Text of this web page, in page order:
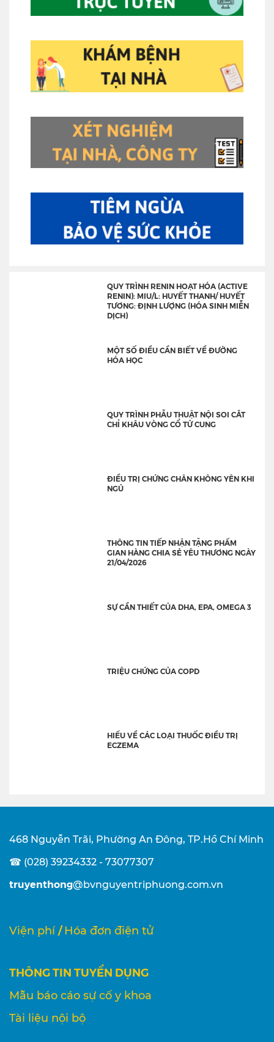
QUY TRÌNH RENIN HOẠT HÓA (ACTIVE
RENIN): MIU/L: HUYẾT THANH/ HUYẾT
TƯƠNG: ĐỊNH LƯỢNG (HÓA SINH MIỄN
DỊCH)
MỘT SỐ ĐIỀU CẦN BIẾT VỀ ĐƯỜNG
HÓA HỌC
QUY TRÌNH PHẪU THUẬT NỘI SOI CẮT
CHỈ KHÂU VÒNG CỔ TỬ CUNG
ĐIỀU TRỊ CHỨNG CHÂN KHÔNG YÊN KHI
NGỦ
THÔNG TIN TIẾP NHẬN TẶNG PHẨM
GIAN HÀNG CHIA SẺ YÊU THƯƠNG NGÀY
21/04/2026
SỰ CẦN THIẾT CỦA DHA, EPA, OMEGA 3
TRIỆU CHỨNG CỦA COPD
HIỂU VỀ CÁC LOẠI THUỐC ĐIỀU TRỊ
ECZEMA
468 Nguyễn Trãi, Phường An Đông, TP.Hồ Chí Minh
☎ (028) 39234332 - 73077307
truyenthong@bvnguyentriphuong.com.vn
Viện phí / Hóa đơn điện tử
THÔNG TIN TUYỂN DỤNG
Mẫu báo cáo sự cố y khoa
Tài liệu nội bộ